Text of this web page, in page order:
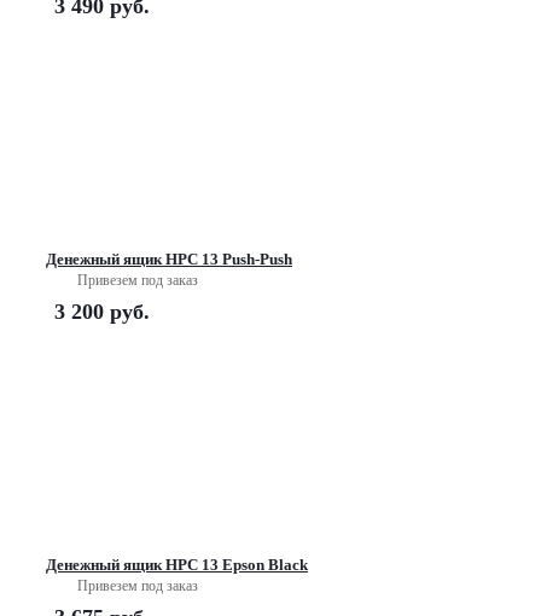
3 490 руб.
Денежный ящик HPC 13 Push-Push
Привезем под заказ
3 200 руб.
Денежный ящик HPC 13 Epson Black
Привезем под заказ